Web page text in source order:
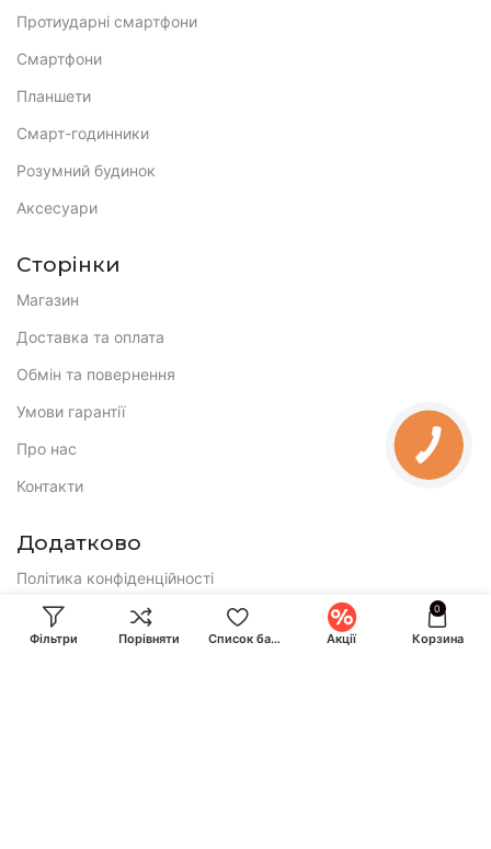
Протиударні смартфони
Смартфони
Планшети
Смарт-годинники
Розумний будинок
Аксесуари
Сторінки
Магазин
Доставка та оплата
Обмін та повернення
Умови гарантії
Про нас
Контакти
Додатково
Політика конфіденційності
Публічна оферта
Фільтри Порівняти Список бажань Акції
0
Корзина
КНОПКА
ЗВ'ЯЗКУ